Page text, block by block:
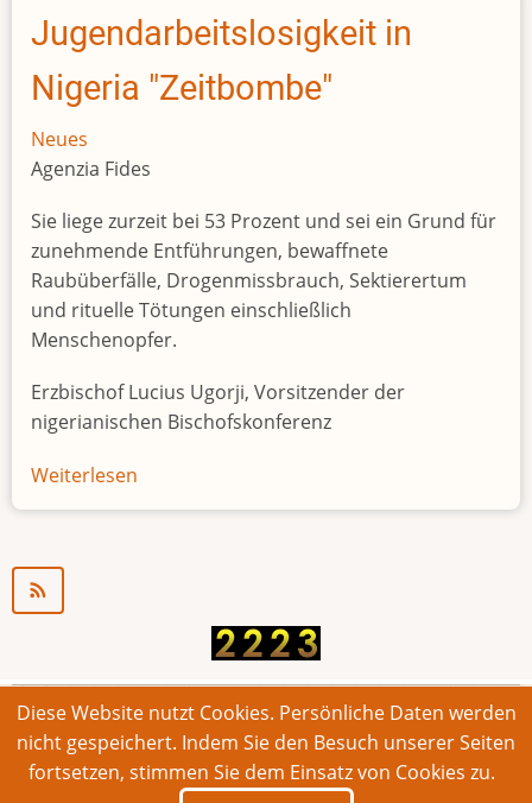
Jugendarbeitslosigkeit in
Nigeria "Zeitbombe"
Neues
Agenzia Fides
Sie liege zurzeit bei 53 Prozent und sei ein Grund für
zunehmende Entführungen, bewaffnete
Raubüberfälle, Drogenmissbrauch, Sektierertum
und rituelle Tötungen einschließlich
Menschenopfer.
Erzbischof Lucius Ugorji, Vorsitzender der
nigerianischen Bischofskonferenz
Weiterlesen
Jugendarbeitslosigkeit
© 2026 Bonner Aufruf. Alle Rechte vorbehalten.
Footer
Impressum Kontakt Intern
Diese Website nutzt Cookies. Persönliche Daten werden
nicht gespeichert. Indem Sie den Besuch unserer Seiten
fortsetzen, stimmen Sie dem Einsatz von Cookies zu.